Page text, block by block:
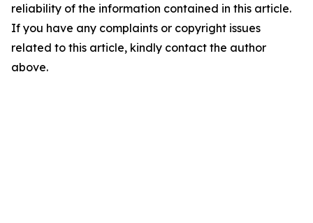
reliability of the information contained in this article.
If you have any complaints or copyright issues
related to this article, kindly contact the author
above.